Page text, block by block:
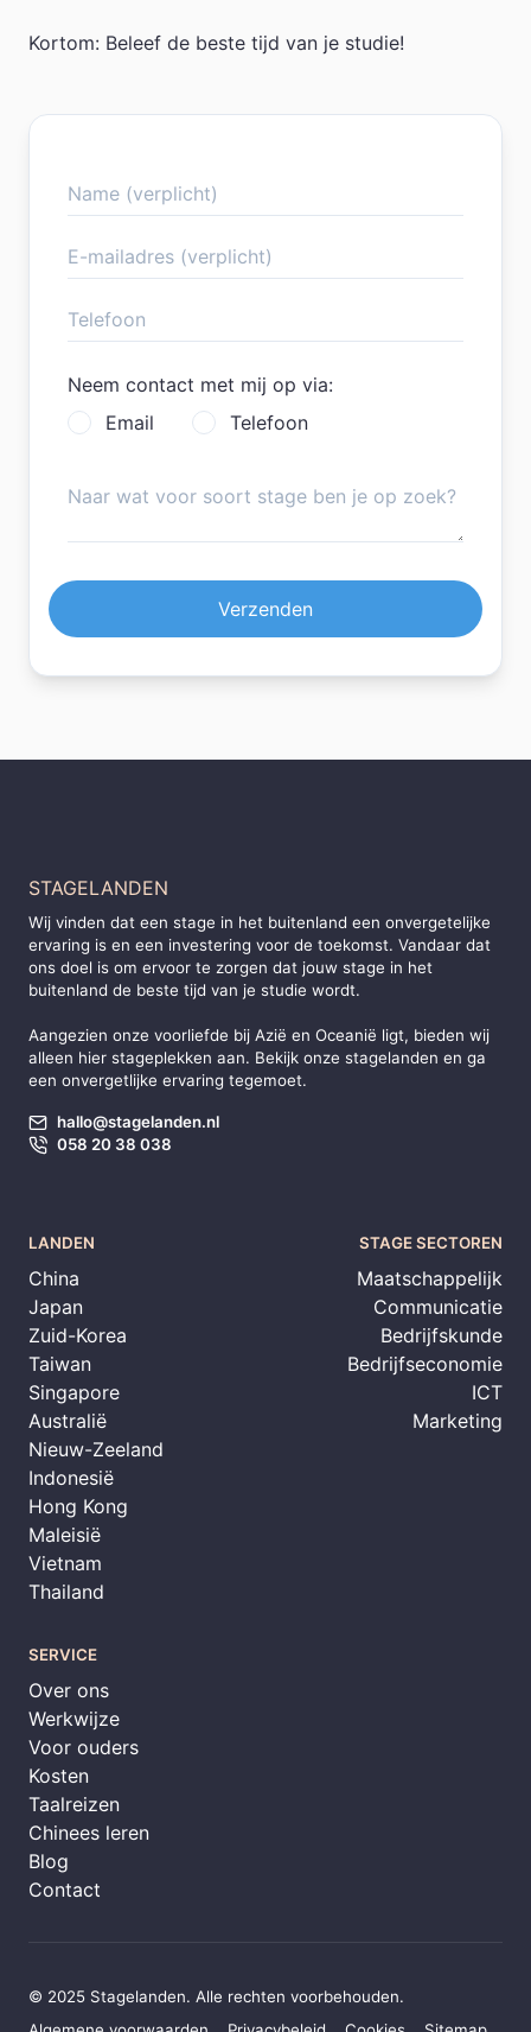
Kortom: Beleef de beste tijd van je studie!
Neem contact met mij op via:
Email
Telefoon
Verzenden
STAGELANDEN
Wij vinden dat een stage in het buitenland een onvergetelijke
ervaring is en een investering voor de toekomst. Vandaar dat
ons doel is om ervoor te zorgen dat jouw stage in het
buitenland de beste tijd van je studie wordt.
Aangezien onze voorliefde bij Azië en Oceanië ligt, bieden wij
alleen hier stageplekken aan. Bekijk onze stagelanden en ga
een onvergetlijke ervaring tegemoet.
hallo@stagelanden.nl
058 20 38 038
LANDEN
China
Japan
Zuid-Korea
Taiwan
Singapore
Australië
Nieuw-Zeeland
Indonesië
Hong Kong
Maleisië
Vietnam
Thailand
STAGE SECTOREN
Maatschappelijk
Communicatie
Bedrijfskunde
Bedrijfseconomie
ICT
Marketing
SERVICE
Over ons
Werkwijze
Voor ouders
Kosten
Taalreizen
Chinees leren
Blog
Contact
© 2025 Stagelanden. Alle rechten voorbehouden.